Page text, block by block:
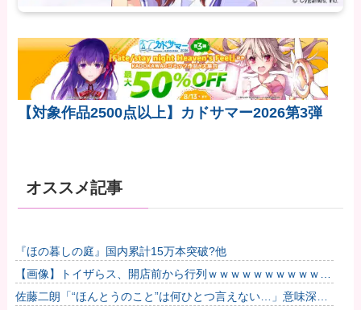
【対象作品2500点以上】カドサマー2026第3弾
オススメ記事
『ほの暮しの庭』国内累計15万本突破?他
【画像】トイザらス、開店前から行列ｗｗｗｗｗｗｗｗｗｗｗ
ｗｗｗｗｗ他
佐藤二朗「“ほんとうのこと”は何ひとつ言えない…」意味深投